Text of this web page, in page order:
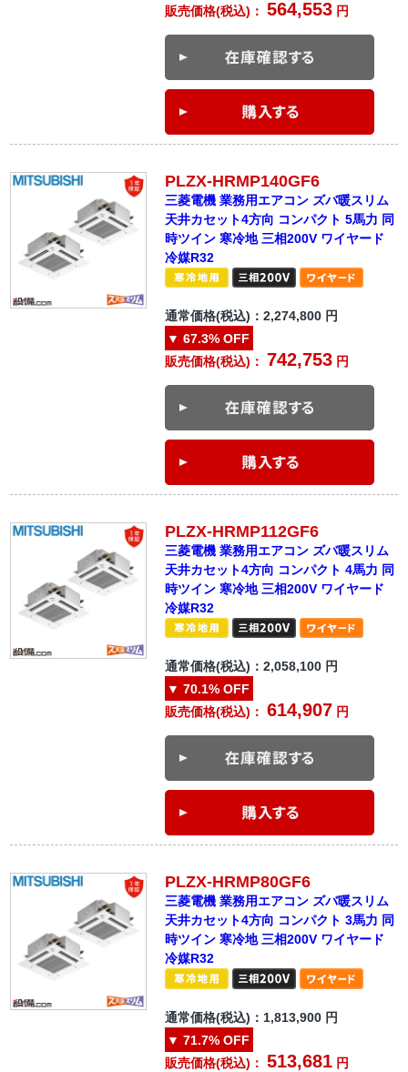
販売価格(税込)：564,553 円
PLZX-HRMP140GF6
三菱電機 業務用エアコン ズバ暖スリム
天井カセット4方向 コンパクト 5馬力 同
時ツイン 寒冷地 三相200V ワイヤード
冷媒R32
通常価格(税込)：2,274,800 円
▼ 67.3% OFF
販売価格(税込)： 742,753 円
PLZX-HRMP112GF6
三菱電機 業務用エアコン ズバ暖スリム
天井カセット4方向 コンパクト 4馬力 同
時ツイン 寒冷地 三相200V ワイヤード
冷媒R32
通常価格(税込)：2,058,100 円
▼ 70.1% OFF
販売価格(税込)：614,907 円
PLZX-HRMP80GF6
三菱電機 業務用エアコン ズバ暖スリム
天井カセット4方向 コンパクト 3馬力 同
時ツイン 寒冷地 三相200V ワイヤード
冷媒R32
通常価格(税込)： 1,813,900 円
▼ 71.7% OFF
販売価格(税込)：513,681 円